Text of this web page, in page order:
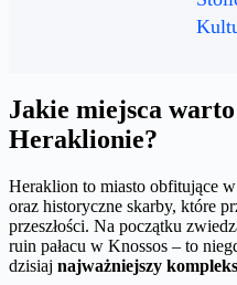
Jakie miejsca
Heraklionie?
Heraklion to miasto obfitujące
oraz historyczne skarby, które
przeszłości. Na początku
ruin pałacu w Knossos – to
dzisiaj najważniejszy